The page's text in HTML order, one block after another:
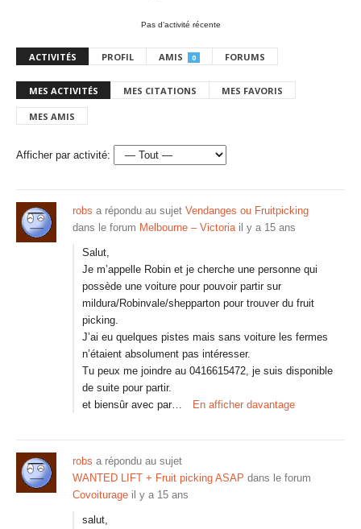
Pas d’activité récente
ACTIVITÉS PROFIL AMIS 0 FORUMS
MES ACTIVITÉS MES CITATIONS MES FAVORIS
MES AMIS
Afficher par activité:
robs a répondu au sujet Vendanges ou Fruitpicking
dans le forum Melbourne – Victoria il y a 15 ans
Salut,
Je m’appelle Robin et je cherche une personne qui
possède une voiture pour pouvoir partir sur
mildura/Robinvale/shepparton pour trouver du fruit
picking.
J’ai eu quelques pistes mais sans voiture les fermes
n’étaient absolument pas intéresser.
Tu peux me joindre au 0416615472, je suis disponible
de suite pour partir.
et biensûr avec par…
En afficher davantage
robs a répondu au sujet
WANTED LIFT + Fruit picking ASAP dans le forum
Covoiturage il y a 15 ans
salut,